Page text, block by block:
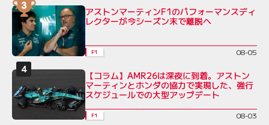
アストンマーティンF1のパフォーマンスディ
レクターが今シーズン末で離脱へ
F1 08-05
【コラム】AMR26は深夜に到着。アストン
マーティンとホンダの協力で実現した、強行
スケジュールでの大型アップデート
F1 08-03